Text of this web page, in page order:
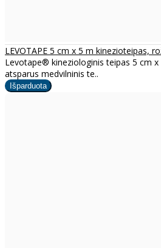
LEVOTAPE 5 cm x 5 m kinezioteipas,
Levotape® kineziologinis teipas 5 cm
atsparus medvilninis te..